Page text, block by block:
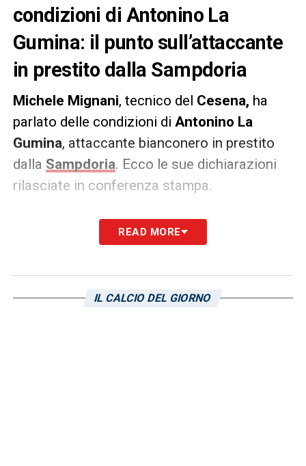
condizioni di Antonino La
Gumina: il punto sull’attaccante
in prestito dalla Sampdoria
Michele Mignani, tecnico del Cesena, ha
parlato delle condizioni di Antonino La
Gumina, attaccante bianconero in prestito
dalla Sampdoria. Ecco le sue dichiarazioni
rilasciate in conferenza stampa.
–«La Gumina ha lavorato forte
in settimana e sono convinto di poter
sensazione di essere tornato quello di
READ MORE
IL CALCIO DEL GIORNO